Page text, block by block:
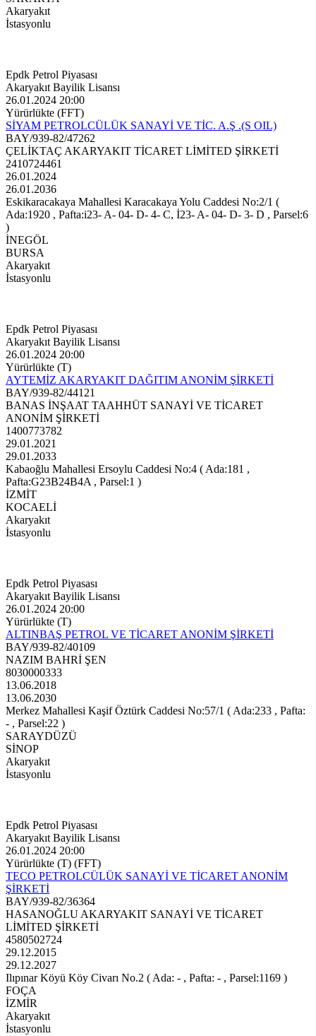
Akaryakıt
İstasyonlu
Epdk Petrol Piyasası
Akaryakıt Bayilik Lisansı
26.01.2024 20:00
Yürürlükte (FFT)
SİYAM PETROLCÜLÜK SANAYİ VE TİC. A.Ş .(S OIL)
BAY/939-82/47262
ÇELİKTAÇ AKARYAKIT TİCARET LİMİTED ŞİRKETİ
2410724461
26.01.2024
26.01.2036
Eskikaracakaya Mahallesi Karacakaya Yolu Caddesi No:2/1 (
Ada:1920 , Pafta:i23- A- 04- D- 4- C, İ23- A- 04- D- 3- D , Parsel:6
)
İNEGÖL
BURSA
Akaryakıt
İstasyonlu
Epdk Petrol Piyasası
Akaryakıt Bayilik Lisansı
26.01.2024 20:00
Yürürlükte (T)
AYTEMİZ AKARYAKIT DAĞITIM ANONİM ŞİRKETİ
BAY/939-82/44121
BANAS İNŞAAT TAAHHÜT SANAYİ VE TİCARET
ANONİM ŞİRKETİ
1400773782
29.01.2021
29.01.2033
Kabaoğlu Mahallesi Ersoylu Caddesi No:4 ( Ada:181 ,
Pafta:G23B24B4A , Parsel:1 )
İZMİT
KOCAELİ
Akaryakıt
İstasyonlu
Epdk Petrol Piyasası
Akaryakıt Bayilik Lisansı
26.01.2024 20:00
Yürürlükte (T)
ALTINBAŞ PETROL VE TİCARET ANONİM ŞİRKETİ
BAY/939-82/40109
NAZIM BAHRİ ŞEN
8030000333
13.06.2018
13.06.2030
Merkez Mahallesi Kaşif Öztürk Caddesi No:57/1 ( Ada:233 , Pafta:
- , Parsel:22 )
SARAYDÜZÜ
SİNOP
Akaryakıt
İstasyonlu
Epdk Petrol Piyasası
Akaryakıt Bayilik Lisansı
26.01.2024 20:00
Yürürlükte (T) (FFT)
TECO PETROLCÜLÜK SANAYİ VE TİCARET ANONİM
ŞİRKETİ
BAY/939-82/36364
HASANOĞLU AKARYAKIT SANAYİ VE TİCARET
LİMİTED ŞİRKETİ
4580502724
29.12.2015
29.12.2027
Ilıpınar Köyü Köy Civarı No.2 ( Ada: - , Pafta: - , Parsel:1169 )
FOÇA
İZMİR
Akaryakıt
İstasyonlu